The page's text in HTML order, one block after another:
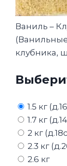
Ваниль –
клубника,
1.5 кг
1.7 кг
2 кг
2.3 кг
2.6 кг